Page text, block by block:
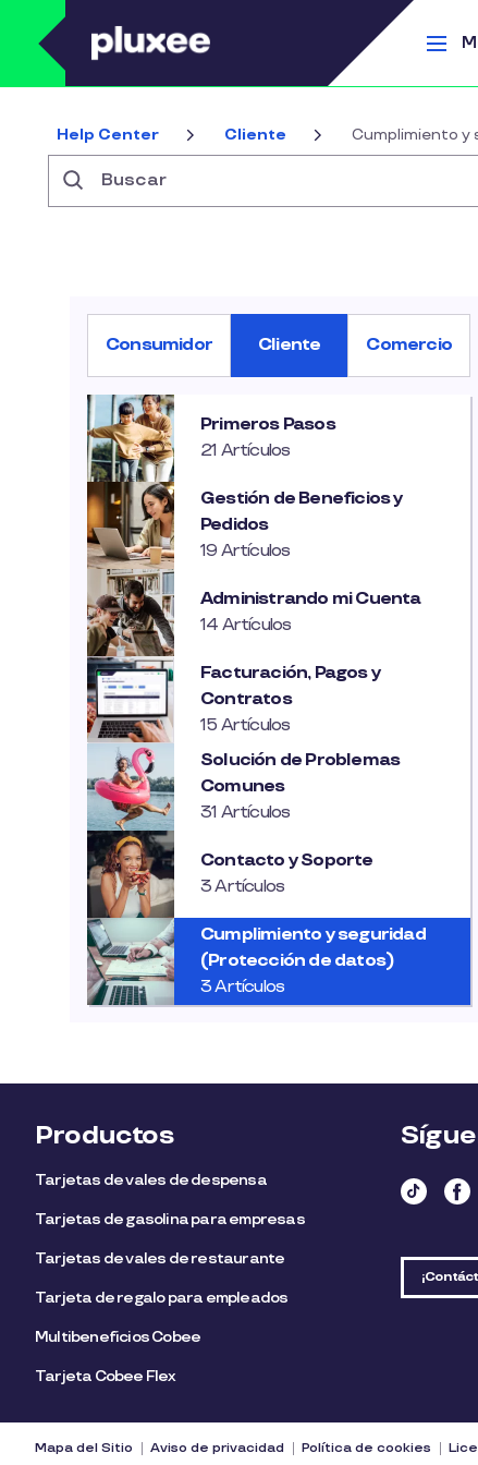
Pasar al contenido principal
Help Center Cliente Cumplimiento y
Consumidor Cliente Comercio
Primeros Pasos
21 Artículos
Gestión de Beneficios y
Pedidos
19 Artículos
Administrando mi Cuenta
14 Artículos
Facturación, Pagos y
Contratos
15 Artículos
Solución de Problemas
Comunes
31 Artículos
Contacto y Soporte
3 Artículos
Cumplimiento y seguridad
(Protección de datos)
3 Artículos
Productos
Tarjetas de vales de despensa
Tarjetas de gasolina para empresas
Tarjetas de vales de restaurante
Tarjeta de regalo para empleados​
Multibeneficios Cobee
Tarjeta Cobee Flex
Mapa del Sitio Aviso de privacidad Política de cookies